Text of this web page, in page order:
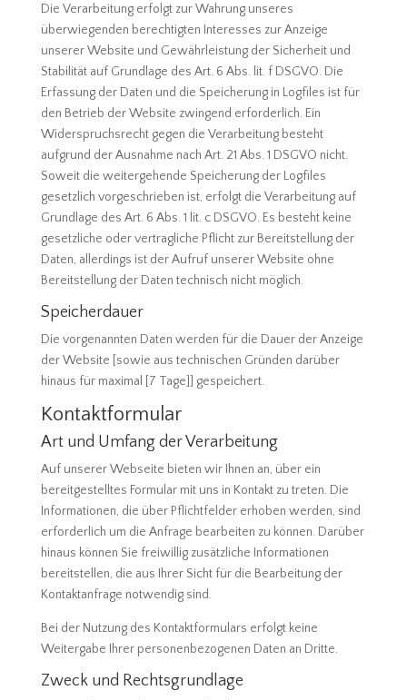
Die Verarbeitung erfolgt zur Wahrung unseres
überwiegenden berechtigten Interesses zur Anzeige
unserer Website und Gewährleistung der Sicherheit und
Stabilität auf Grundlage des Art. 6 Abs. lit. f DSGVO. Die
Erfassung der Daten und die Speicherung in Logfiles ist für
den Betrieb der Website zwingend erforderlich. Ein
Widerspruchsrecht gegen die Verarbeitung besteht
aufgrund der Ausnahme nach Art. 21 Abs. 1 DSGVO nicht.
Soweit die weitergehende Speicherung der Logfiles
gesetzlich vorgeschrieben ist, erfolgt die Verarbeitung auf
Grundlage des Art. 6 Abs. 1 lit. c DSGVO. Es besteht keine
gesetzliche oder vertragliche Pflicht zur Bereitstellung der
Daten, allerdings ist der Aufruf unserer Website ohne
Bereitstellung der Daten technisch nicht möglich.
Speicherdauer
Die vorgenannten Daten werden für die Dauer der Anzeige
der Website [sowie aus technischen Gründen darüber
hinaus für maximal [7 Tage]] gespeichert.
Kontaktformular
Art und Umfang der Verarbeitung
Auf unserer Webseite bieten wir Ihnen an, über ein
bereitgestelltes Formular mit uns in Kontakt zu treten. Die
Informationen, die über Pflichtfelder erhoben werden, sind
erforderlich um die Anfrage bearbeiten zu können. Darüber
hinaus können Sie freiwillig zusätzliche Informationen
bereitstellen, die aus Ihrer Sicht für die Bearbeitung der
Kontaktanfrage notwendig sind.
Bei der Nutzung des Kontaktformulars erfolgt keine
Weitergabe Ihrer personenbezogenen Daten an Dritte.
Zweck und Rechtsgrundlage